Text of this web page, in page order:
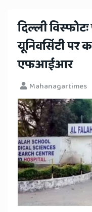
Hindi
News,
Hindi
Samachar,
Jaipur
Rajasthan
News
​दिल्ली
यूनिवर्सिटी
एफआईआर
Mahanagartimes